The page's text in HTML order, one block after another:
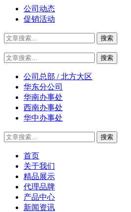
公司动态
促销活动
公司总部 / 北方大区
华东分公司
华南办事处
西南办事处
华中办事处
首页
关于我们
精品展示
代理品牌
产品中心
新闻资讯